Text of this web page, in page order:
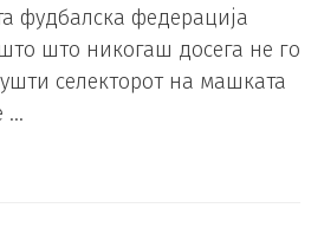
фудбалска федерација
што никогаш досега не го
селекторот на машката
…